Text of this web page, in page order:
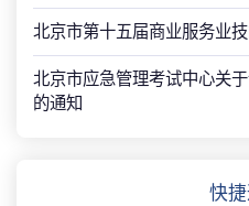
北京市第十五届商业服务业
北京市应急管理考试中心关
的通知
快